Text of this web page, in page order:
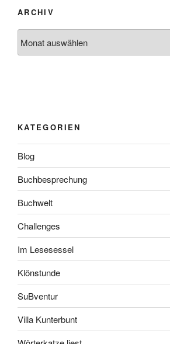
ARCHIV
KATEGORIEN
Blog
Buchbesprechung
Buchwelt
Challenges
Im Lesesessel
Klönstunde
SuBventur
Villa Kunterbunt